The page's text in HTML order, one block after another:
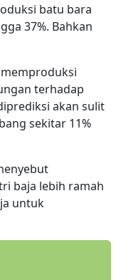
batu bara
37%. Bahkan
terhadap
akan sulit
sekitar 11%
baja lebih ramah
untuk